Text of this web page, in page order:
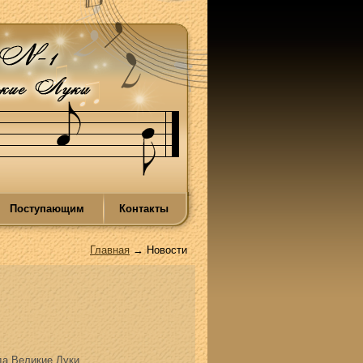
Поступающим Контакты
Главная → Новости
Великие Луки